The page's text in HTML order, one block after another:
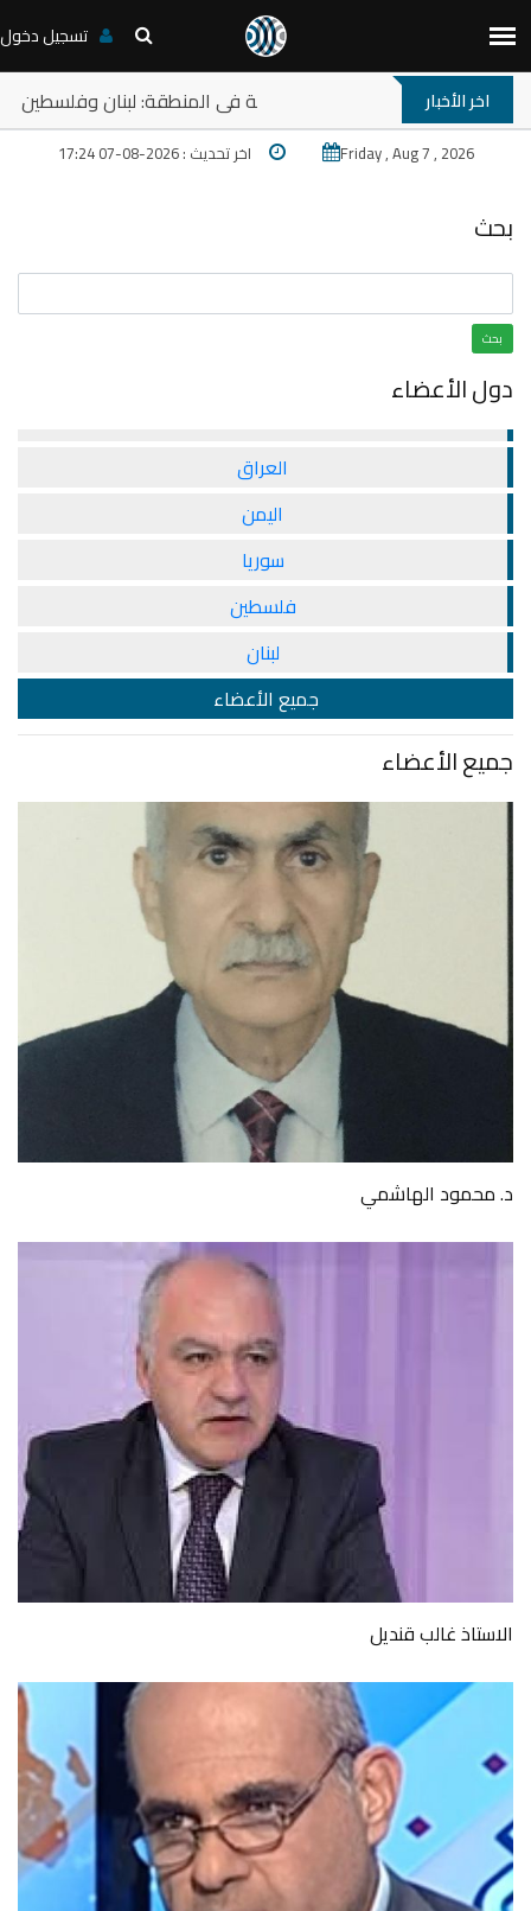
تسجيل دخول
اخر الأخبار حلقة نقاش: ترامب والمخارج المستعصية في
Friday , Aug 7 , 2026 اخر تحديث : 2026-08-07 17:24
بحث
بحث
دول الأعضاء
العراق
اليمن
سوريا
فلسطين
لبنان
جميع الأعضاء
جميع الأعضاء
د. محمود الهاشمي
الاستاذ غالب قنديل